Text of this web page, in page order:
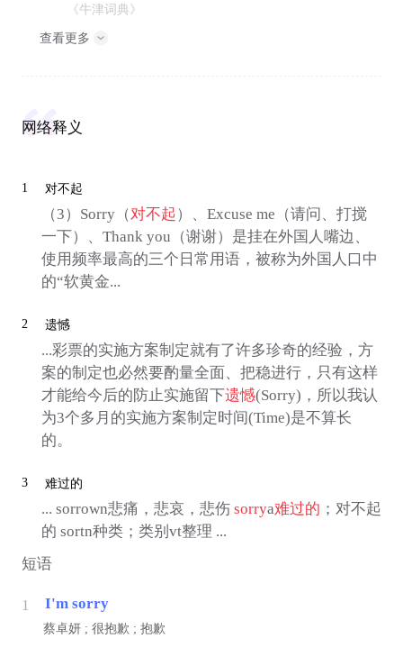
《牛津词典》
查看更多
网络释义
1 对不起
（3）Sorry（对不起）、Excuse me（请问、打搅
一下）、Thank you（谢谢）是挂在外国人嘴边、
使用频率最高的三个日常用语，被称为外国人口中
的“软黄金...
2 遗憾
...彩票的实施方案制定就有了许多珍奇的经验，方
案的制定也必然要酌量全面、把稳进行，只有这样
才能给今后的防止实施留下遗憾(Sorry)，所以我认
为3个多月的实施方案制定时间(Time)是不算长
的。
3 难过的
... sorrown悲痛，悲哀，悲伤 sorrya难过的 ；对不起
的 sortn种类；类别vt整理 ...
短语
1 I'm sorry
蔡卓妍 ; 很抱歉 ; 抱歉